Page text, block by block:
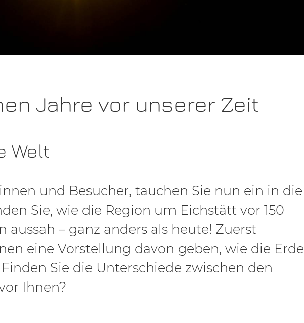
Jahre vor unserer Zeit
Welt
und Besucher, tauchen Sie nun ein in die
Sie, wie die Region um Eichstätt vor 150
aussah – ganz anders als heute! Zuerst
eine Vorstellung davon geben, wie die Erde
Sie die Unterschiede zwischen den
Ihnen?